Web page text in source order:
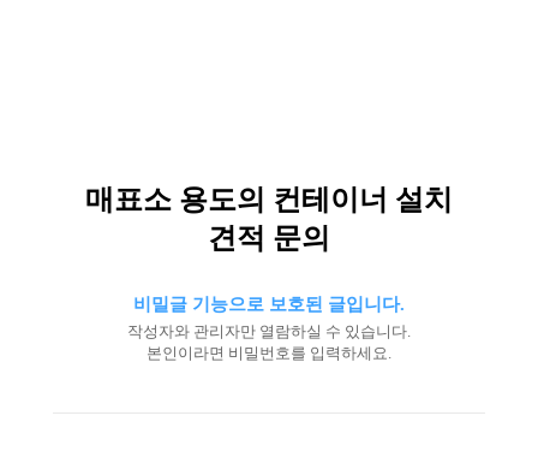
매표소 용도의 컨테이너 설치
견적 문의
비밀글 기능으로 보호된 글입니다.
작성자와 관리자만 열람하실 수 있습니다.
본인이라면 비밀번호를 입력하세요.